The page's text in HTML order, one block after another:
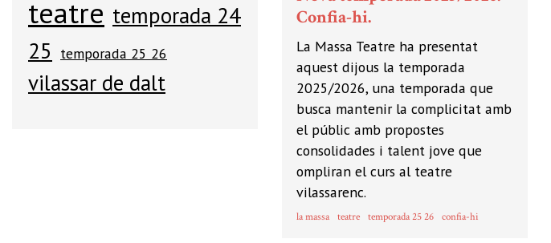
Confia-hi.
La Massa Teatre ha presentat
aquest dijous la temporada
2025/2026, una temporada que
busca mantenir la complicitat amb
el públic amb propostes
consolidades i talent jove que
ompliran el curs al teatre
vilassarenc.
la massa teatre temporada 25 26 confia-hi
teatre temporada 24
25
temporada 25 26
vilassar de dalt